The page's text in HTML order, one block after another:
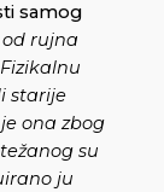
samog
od rujna
starije
ona zbog
su
ju